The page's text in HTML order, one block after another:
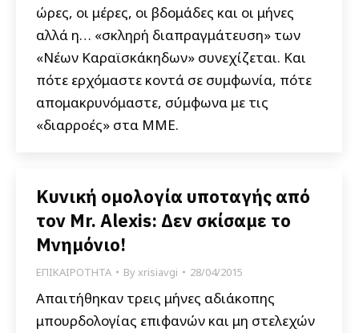
ώρες, οι μέρες, οι βδομάδες και οι μήνες
αλλά η… «σκληρή διαπραγμάτευση» των
«Νέων Καραϊσκάκηδων» συνεχίζεται. Και
πότε ερχόμαστε κοντά σε συμφωνία, πότε
απομακρυνόμαστε, σύμφωνα με τις
«διαρροές» στα ΜΜΕ.
Κυνική ομολογία υποταγής από
τον Mr. Alexis: Δεν σκίσαμε το
Μνημόνιο!
ΕΠΙΚΑΙΡΟΤΗΤΑ Byxrisiavgi 28/04/2015
Απαιτήθηκαν τρεις μήνες αδιάκοπης
μπουρδολογίας επιφανών και μη στελεχών